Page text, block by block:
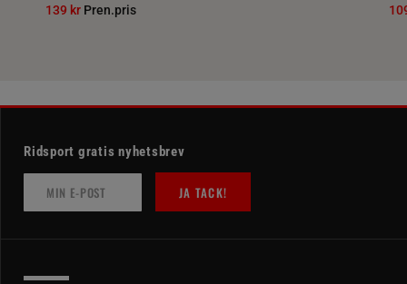
139 kr Pren.pris
Ridsport gratis nyhetsbrev
JA TACK!